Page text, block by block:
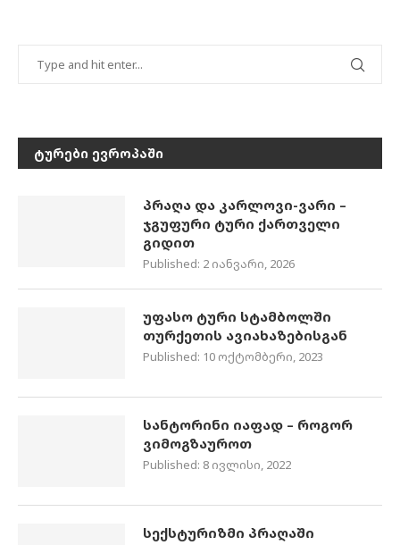
ᲢᲣᲠᲔᲑᲘ ᲔᲕᲠᲝᲞᲐᲨᲘ
პრაღა და კარლოვი-ვარი –
ჯგუფური ტური ქართველი
გიდით
Published: 2 იანვარი, 2026
უფასო ტური სტამბოლში
თურქეთის ავიახაზებისგან
Published: 10 ოქტომბერი, 2023
სანტორინი იაფად – როგორ
ვიმოგზაუროთ
Published: 8 ივლისი, 2022
სექსტურიზმი პრაღაში